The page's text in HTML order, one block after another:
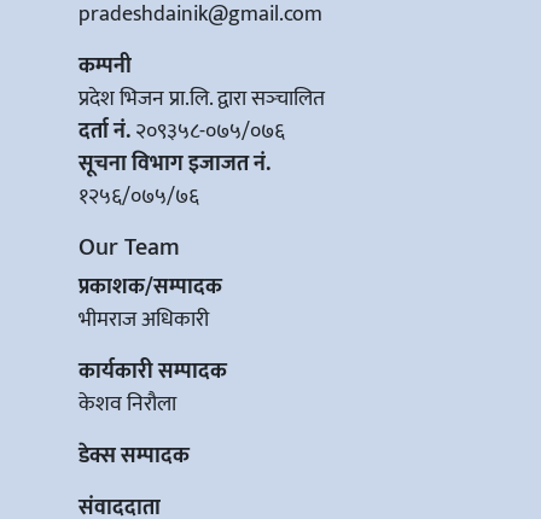
pradeshdainik@gmail.com
कम्पनी
प्रदेश भिजन प्रा.लि. द्वारा सञ्‍चालित
दर्ता नं.२०९३५८-०७५/०७६
सूचना विभाग इजाजत नं.
१२५६/०७५/७६
Our Team
प्रकाशक/सम्पादक
भीमराज अधिकारी
कार्यकारी सम्पादक
केशव निरौला
डेक्स सम्पादक
संवाददाता